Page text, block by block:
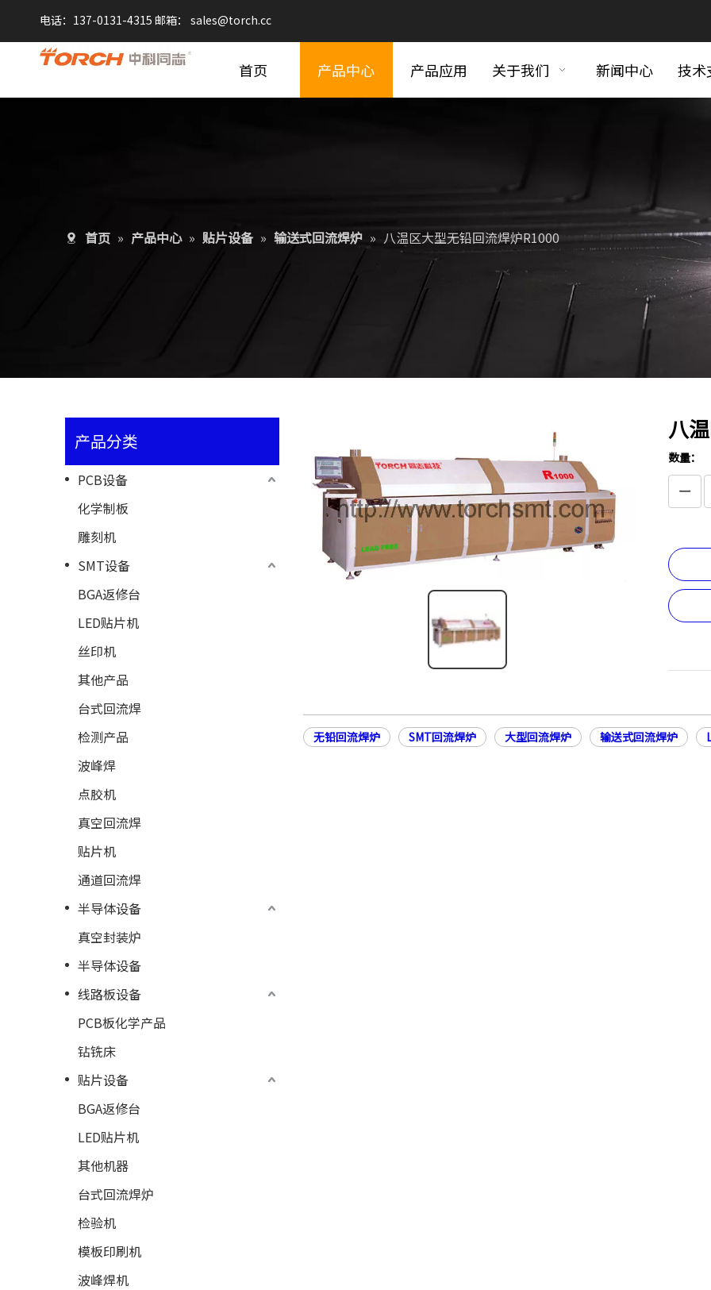
电话：137-0131-4315 邮箱： sales@torch.cc
首页 产品中心 产品应用 关于我们 新闻中心 技术
首页 » 产品中心 » 贴片设备 » 输送式回流焊炉 » 八温区大型无铅回流焊炉R1000
产品分类
PCB设备
化学制板
雕刻机
SMT设备
BGA返修台
LED贴片机
丝印机
其他产品
台式回流焊
检测产品
波峰焊
点胶机
真空回流焊
贴片机
通道回流焊
半导体设备
真空封装炉
半导体设备
线路板设备
PCB板化学产品
钻铣床
贴片设备
BGA返修台
LED贴片机
其他机器
台式回流焊炉
检验机
模板印刷机
波峰焊机
八
数量：
无铅回流焊炉 SMT回流焊炉 大型回流焊炉 输送式回流焊炉